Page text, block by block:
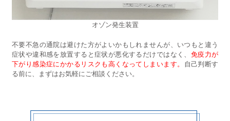
オゾン発生装置
不要不急の通院は避けた方がよいかもしれませんが、いつもと違う
症状や違和感を放置すると症状が悪化するだけではなく、 免疫力が
下がり感染症にかかるリスクも高くなってしまいます。 自己判断す
る前に、まずはお気軽にご相談ください。